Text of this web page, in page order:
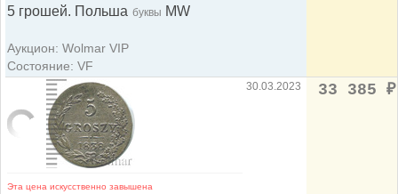
5 грошей. Польша буквы MW
Аукцион: Wolmar VIP
Состояние: VF
Эта цена искусственно завышена
30.03.2023 33 385 ₽